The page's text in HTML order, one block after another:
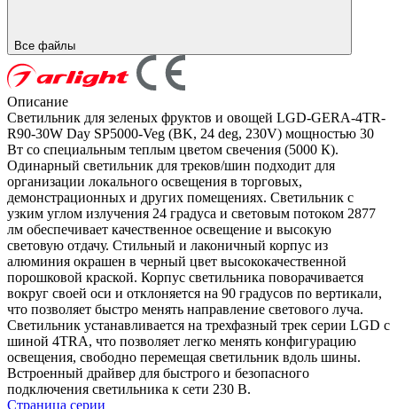
Все файлы
Описание
Светильник для зеленых фруктов и овощей LGD-GERA-4TR-
R90-30W Day SP5000-Veg (BK, 24 deg, 230V) мощностью 30
Вт со специальным теплым цветом свечения (5000 К).
Одинарный светильник для треков/шин подходит для
организации локального освещения в торговых,
демонстрационных и других помещениях. Светильник с
узким углом излучения 24 градуса и световым потоком 2877
лм обеспечивает качественное освещение и высокую
световую отдачу. Стильный и лаконичный корпус из
алюминия окрашен в черный цвет высококачественной
порошковой краской. Корпус светильника поворачивается
вокруг своей оси и отклоняется на 90 градусов по вертикали,
что позволяет быстро менять направление светового луча.
Светильник устанавливается на трехфазный трек серии LGD с
шиной 4TRA, что позволяет легко менять конфигурацию
освещения, свободно перемещая светильник вдоль шины.
Встроенный драйвер для быстрого и безопасного
подключения светильника к сети 230 В.
Страница серии